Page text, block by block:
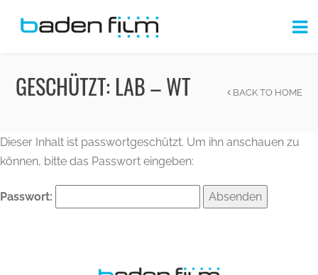
GESCHÜTZT: LAB – WT BACK TO HOME
Dieser Inhalt ist passwortgeschützt. Um ihn anschauen zu
können, bitte das Passwort eingeben:
Passwort: